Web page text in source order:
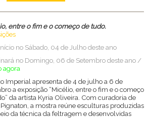
entre o fim e o começo de tudo.
no Sábado, 04 de Julho deste ano
no Domingo, 06 de Setembro deste ano /
agora
Imperial apresenta de 4 de julho a 6 de
a exposição “Micélio, entre o fim e o começo
da artista Kyria Oliveira. Com curadoria de
a mostra reúne esculturas produzidas
da técnica da feltragem e desenvolvidas